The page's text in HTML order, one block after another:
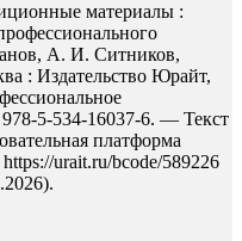
материалы :
А. И. Ситников,
: Издательство Юрайт,
5-534-16037-6. — Текст
платформа
urait.ru/bcode/589226